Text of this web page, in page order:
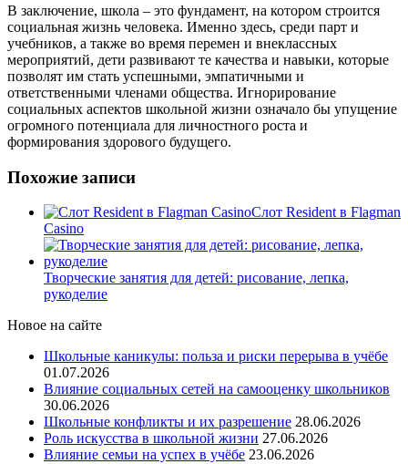
В заключение, школа – это фундамент, на котором строится
социальная жизнь человека. Именно здесь, среди парт и
учебников, а также во время перемен и внеклассных
мероприятий, дети развивают те качества и навыки, которые
позволят им стать успешными, эмпатичными и
ответственными членами общества. Игнорирование
социальных аспектов школьной жизни означало бы упущение
огромного потенциала для личностного роста и
формирования здорового будущего.
Похожие записи
Слот Resident в Flagman
Casino
Творческие занятия для детей: рисование, лепка,
рукоделие
Новое на сайте
Школьные каникулы: польза и риски перерыва в учёбе
01.07.2026
Влияние социальных сетей на самооценку школьников
30.06.2026
Школьные конфликты и их разрешение 28.06.2026
Роль искусства в школьной жизни 27.06.2026
Влияние семьи на успех в учёбе 23.06.2026